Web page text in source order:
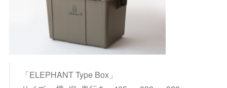
「ELEPHANT Type Box」